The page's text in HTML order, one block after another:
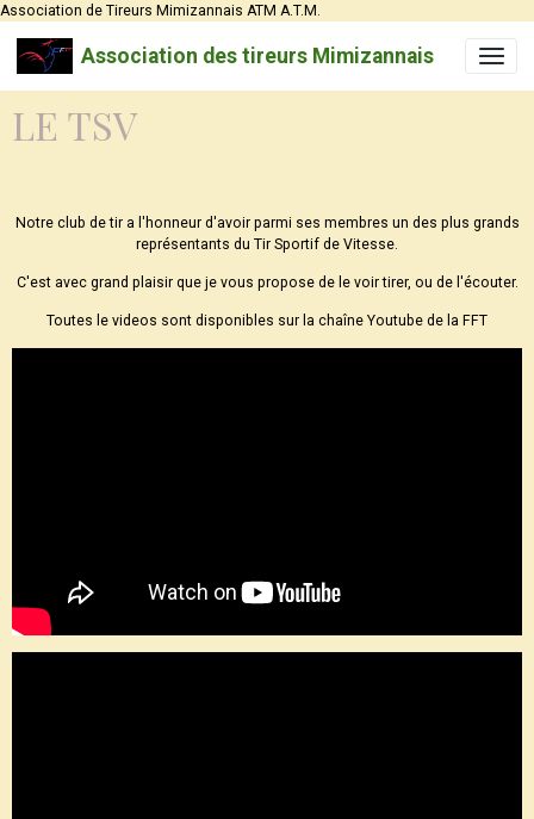
Association de Tireurs Mimizannais ATM A.T.M.
Association des tireurs Mimizannais
LE TSV
Notre club de tir a l'honneur d'avoir parmi ses membres un des plus grands
représentants du Tir Sportif de Vitesse.
C'est avec grand plaisir que je vous propose de le voir tirer, ou de l'écouter.
Toutes le videos sont disponibles sur la chaîne Youtube de la FFT